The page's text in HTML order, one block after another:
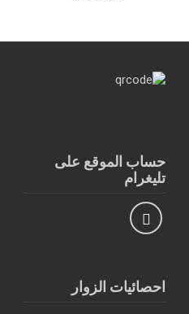
حساب الموقع على
تليغرام
احصائيات الزوار